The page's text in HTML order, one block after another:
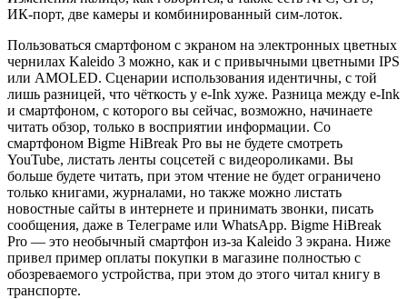
ИК-порт, две камеры и комбинированный сим-лоток.
Пользоваться смартфоном с экраном на электронных цветных
чернилах Kaleido 3 можно, как и с привычными цветными IPS
или AMOLED. Сценарии использования идентичны, с той
лишь разницей, что чёткость у e-Ink хуже. Разница между e-Ink
и смартфоном, с которого вы сейчас, возможно, начинаете
читать обзор, только в восприятии информации. Со
смартфоном Bigme HiBreak Pro вы не будете смотреть
YouTube, листать ленты соцсетей с видеороликами. Вы
больше будете читать, при этом чтение не будет ограничено
только книгами, журналами, но также можно листать
новостные сайты в интернете и принимать звонки, писать
сообщения, даже в Телеграме или WhatsApp. Bigme HiBreak
Pro — это необычный смартфон из-за Kaleido 3 экрана. Ниже
привел пример оплаты покупки в магазине полностью с
обозреваемого устройства, при этом до этого читал книгу в
транспорте.